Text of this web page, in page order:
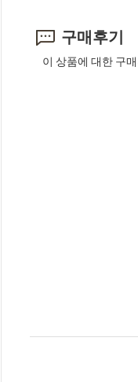
구매후기
이 상품에 대한 구